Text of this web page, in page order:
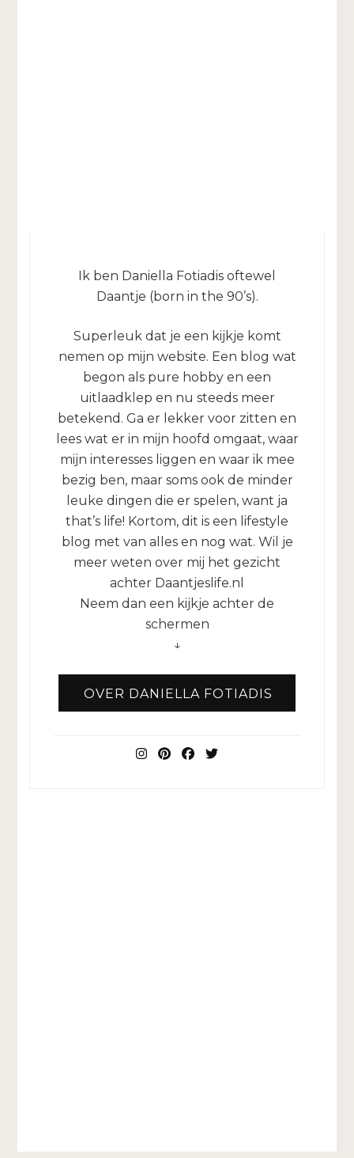
Ik ben Daniella Fotiadis oftewel
Daantje (born in the 90’s).
Superleuk dat je een kijkje komt
nemen op mijn website. Een blog wat
begon als pure hobby en een
uitlaadklep en nu steeds meer
betekend. Ga er lekker voor zitten en
lees wat er in mijn hoofd omgaat, waar
mijn interesses liggen en waar ik mee
bezig ben, maar soms ook de minder
leuke dingen die er spelen, want ja
that’s life! Kortom, dit is een lifestyle
blog met van alles en nog wat. Wil je
meer weten over mij het gezicht
achter Daantjeslife.nl
Neem dan een kijkje achter de
schermen
↓
OVER DANIELLA FOTIADIS